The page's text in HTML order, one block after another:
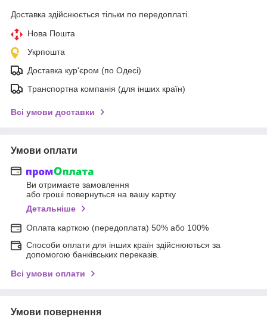
Доставка здійснюється тільки по передоплаті.
Нова Пошта
Укрпошта
Доставка кур'єром (по Одесі)
Транспортна компанія (для інших країн)
Всі умови доставки
Умови оплати
Ви отримаєте замовлення
або гроші повернуться на вашу картку
Детальніше
Оплата карткою (передоплата) 50% або 100%
Способи оплати для інших країн здійснюються за
допомогою банківських переказів.
Всі умови оплати
Умови повернення